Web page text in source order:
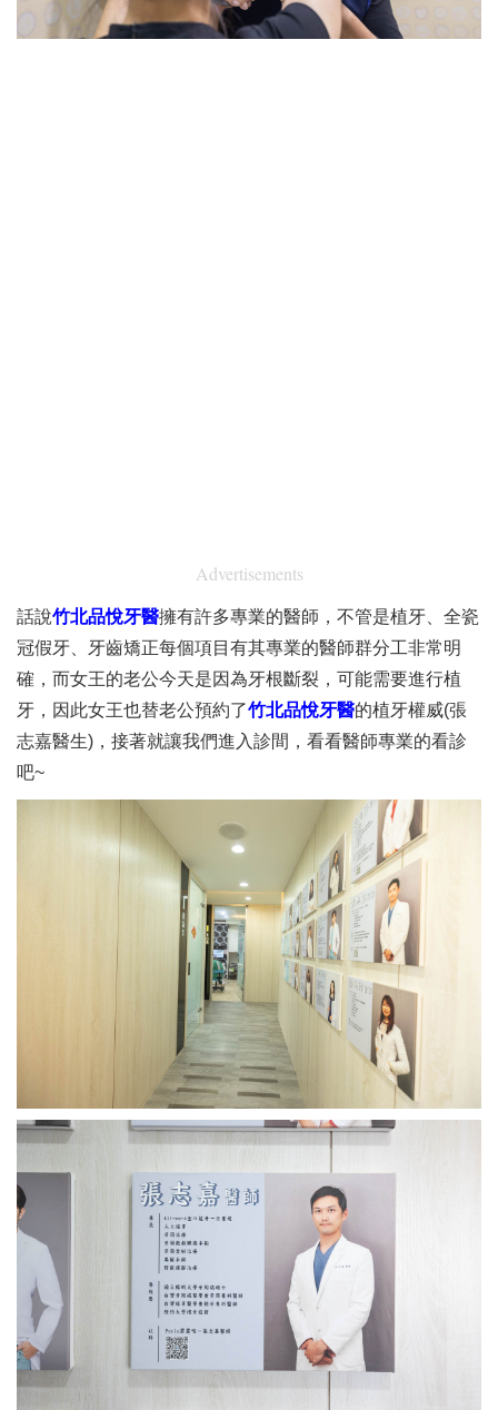
Advertisements
話說竹北品悅牙醫擁有許多專業的醫師，不管是植牙、全瓷
冠假牙、牙齒矯正每個項目有其專業的醫師群分工非常明
確，而女王的老公今天是因為牙根斷裂，可能需要進行植
牙，因此女王也替老公預約了竹北品悅牙醫的植牙權威(張
志嘉醫生)，接著就讓我們進入診間，看看醫師專業的看診
吧~